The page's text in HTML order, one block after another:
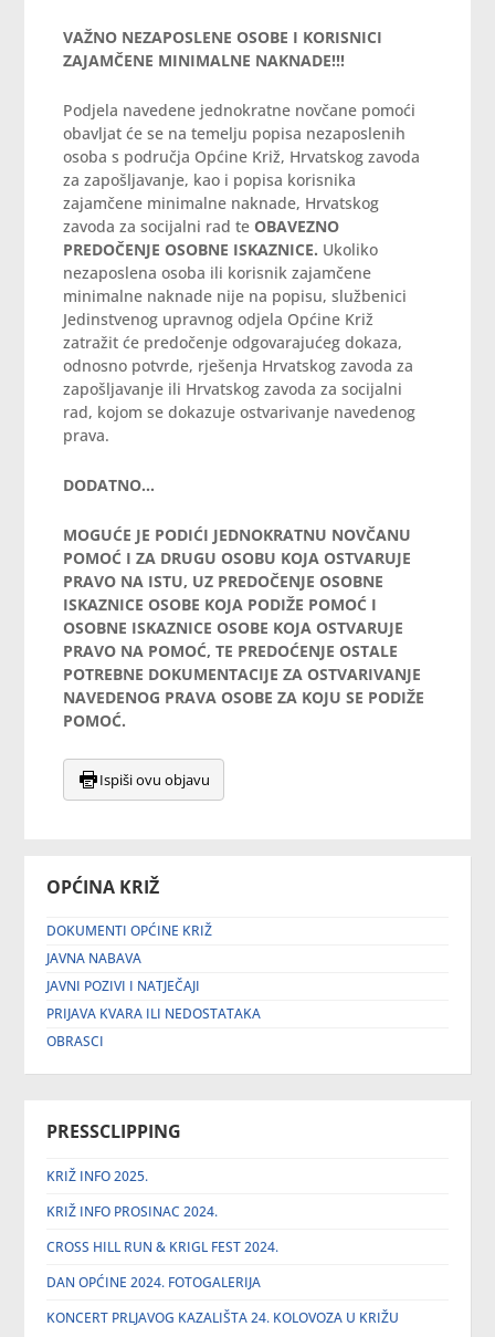
OPĆINA KRIŽ
DOKUMENTI OPĆINE KRIŽ
JAVNA NABAVA
JAVNI POZIVI I NATJEČAJI
PRIJAVA KVARA ILI NEDOSTATAKA
OBRASCI
PRESSCLIPPING
KRIŽ INFO 2025.
KRIŽ INFO PROSINAC 2024.
CROSS HILL RUN & KRIGL FEST 2024.
DAN OPĆINE 2024. FOTOGALERIJA
KONCERT PRLJAVOG KAZALIŠTA 24. KOLOVOZA U KRIŽU
VAŽNO NEZAPOSLENE OSOBE I KORISNICI
ZAJAMČENE MINIMALNE NAKNADE!!!
Podjela navedene jednokratne novčane pomoći
obavljat će se na temelju popisa nezaposlenih
osoba s područja Općine Križ, Hrvatskog zavoda
za zapošljavanje, kao i popisa korisnika
zajamčene minimalne naknade, Hrvatskog
zavoda za socijalni rad teOBAVEZNO
PREDOČENJE OSOBNE ISKAZNICE. Ukoliko
nezaposlena osoba ili korisnik zajamčene
minimalne naknade nije na popisu, službenici
Jedinstvenog upravnog odjela Općine Križ
zatražit će predočenje odgovarajućeg dokaza,
odnosno potvrde, rješenja Hrvatskog zavoda za
zapošljavanje ili Hrvatskog zavoda za socijalni
rad, kojom se dokazuje ostvarivanje navedenog
prava.
DODATNO…
MOGUĆE JE PODIĆI JEDNOKRATNU NOVČANU
POMOĆ I ZA DRUGU OSOBU KOJA OSTVARUJE
PRAVO NA ISTU, UZ PREDOČENJE OSOBNE
ISKAZNICE OSOBE KOJA PODIŽE POMOĆ I
OSOBNE ISKAZNICE OSOBE KOJA OSTVARUJE
PRAVO NA POMOĆ, TE PREDOĆENJE OSTALE
POTREBNE DOKUMENTACIJE ZA OSTVARIVANJE
NAVEDENOG PRAVA OSOBE ZA KOJU SE PODIŽE
POMOĆ.
Ispiši ovu objavu